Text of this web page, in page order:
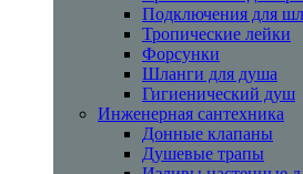
Подключения для
Тропические лейки
Форсунки
Шланги для душа
Гигиенический душ
Инженерная сантехника
Донные клапаны
Душевые трапы